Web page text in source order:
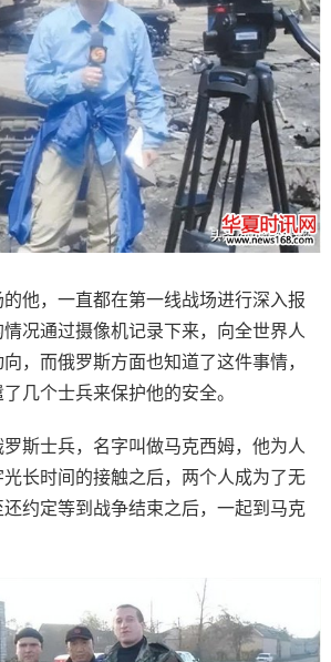
，一直都在第一线战场进行深入报
况通过摄像机记录下来，向全世界人
，而俄罗斯方面也知道了这件事情，
几个士兵来保护他的安全。
士兵，名字叫做马克西姆，他为人
长时间的接触之后，两个人成为了无
约定等到战争结束之后，一起到马克